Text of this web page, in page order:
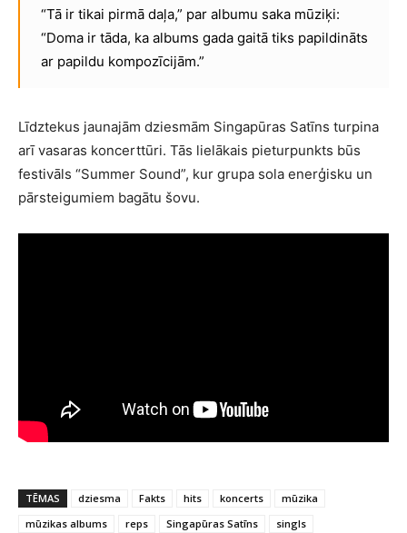
“Tā ir tikai pirmā daļa,” par albumu saka mūziķi:
“Doma ir tāda, ka albums gada gaitā tiks papildināts
ar papildu kompozīcijām.”
Līdztekus jaunajām dziesmām Singapūras Satīns turpina
arī vasaras koncerttūri. Tās lielākais pieturpunkts būs
festivāls “Summer Sound”, kur grupa sola enerģisku un
pārsteigumiem bagātu šovu.
TĒMAS dziesma Fakts hits koncerts
mūzika
mūzikas albums
reps Singapūras Satīns
singls